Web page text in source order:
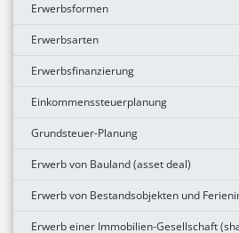
Erwerbsformen
Erwerbsarten
Erwerbsfinanzierung
Einkommenssteuerplanung
Grundsteuer-Planung
Erwerb von Bauland (asset deal)
Erwerb von Bestandsobjekten und
Erwerb einer Immobilien-Gesellschaft